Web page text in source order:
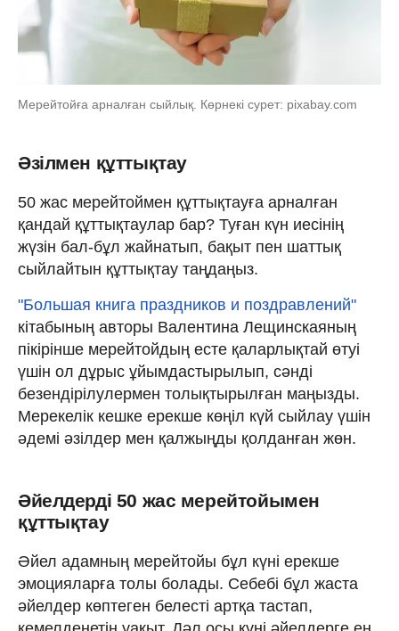
Мерейтойға арналған сыйлық. Көрнекі сурет: pixabay.com
Әзілмен құттықтау
50 жас мерейтоймен құттықтауға арналған
қандай құттықтаулар бар? Туған күн иесінің
жүзін бал-бұл жайнатып, бақыт пен шаттық
сыйлайтын құттықтау таңдаңыз.
"Большая книга праздников и поздравлений"
кітабының авторы Валентина Лещинскаяның
пікірінше мерейтойдың есте қаларлықтай өтуі
үшін ол дұрыс ұйымдастырылып, сәнді
безендірілулермен толықтырылған маңызды.
Мерекелік кешке ерекше көңіл күй сыйлау үшін
әдемі әзілдер мен қалжыңды қолданған жөн.
Әйелдерді 50 жас мерейтойымен
құттықтау
Әйел адамның мерейтойы бұл күні ерекше
эмоцияларға толы болады. Себебі бұл жаста
әйелдер көптеген белесті артқа тастап,